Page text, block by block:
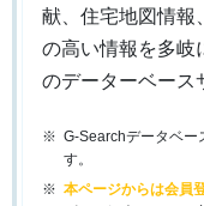
献、住宅地図情報
の高い情報を多岐
のデーターベース
G-Searchデータベー
す。
本ページからは会員